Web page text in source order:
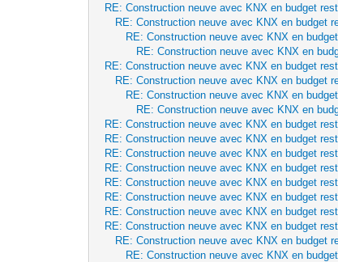
RE: Construction neuve avec KNX en budget
RE: Construction neuve avec KNX en budget
RE: Construction neuve avec KNX en
RE: Construction neuve avec KNX en
RE: Construction neuve avec KNX en budget
RE: Construction neuve avec KNX en budget
RE: Construction neuve avec KNX en
RE: Construction neuve avec KNX en
RE: Construction neuve avec KNX en budget
RE: Construction neuve avec KNX en budget
RE: Construction neuve avec KNX en budget
RE: Construction neuve avec KNX en budget
RE: Construction neuve avec KNX en budget
RE: Construction neuve avec KNX en budget
RE: Construction neuve avec KNX en budget
RE: Construction neuve avec KNX en budget
RE: Construction neuve avec KNX en budget
RE: Construction neuve avec KNX en